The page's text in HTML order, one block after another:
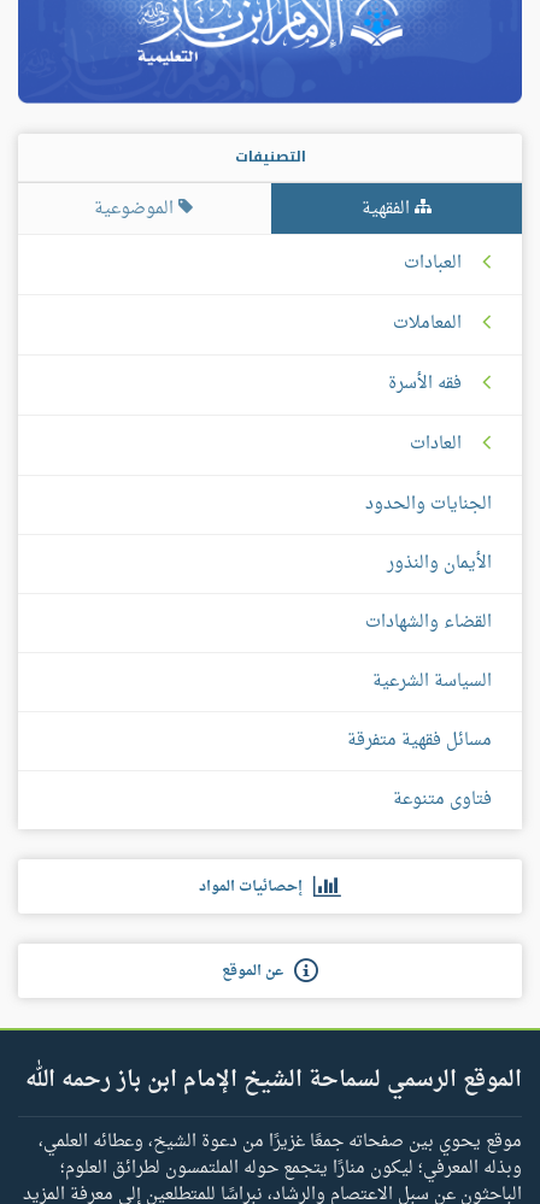
التصنيفات
الفقهية
الموضوعية
العبادات
المعاملات
فقه الأسرة
العادات
الجنايات والحدود
الأيمان والنذور
القضاء والشهادات
السياسة الشرعية
مسائل فقهية متفرقة
فتاوى متنوعة
إحصائيات المواد
عن الموقع
الموقع الرسمي لسماحة الشيخ الإمام ابن باز رحمه الله
موقع يحوي بين صفحاته جمعًا غزيرًا من دعوة الشيخ، وعطائه العلمي،
وبذله المعرفي؛ ليكون منارًا يتجمع حوله الملتمسون لطرائق العلوم؛
الباحثون عن سبل الاعتصام والرشاد، نبراسًا للمتطلعين إلى معرفة المزيد